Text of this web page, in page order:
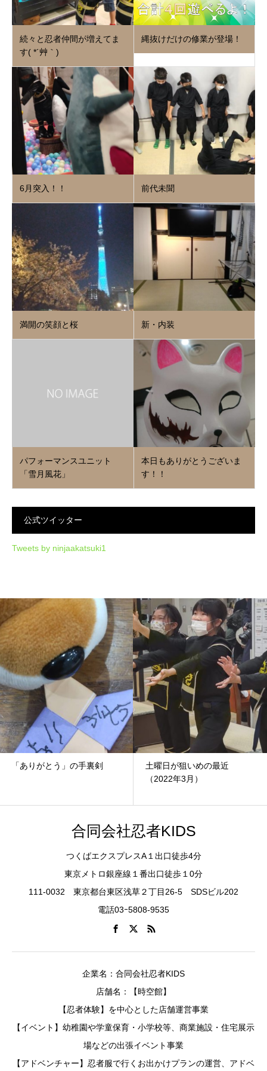
続々と忍者仲間が増えてま
す( *´艸｀)
縄抜けだけの修業が登場！
6月突入！！ 前代未聞
満開の笑顔と桜 新・内装
パフォーマンスユニット
「雪月風花」
本日もありがとうございま
す！！
公式ツイッター
Tweets by ninjaakatsuki1
「ありがとう」の手裏剣
土曜日が狙いめの最近
（2022年3月）
合同会社忍者KIDS
つくばエクスプレスA１出口徒歩4分
東京メトロ銀座線１番出口徒歩１0分
111-0032 東京都台東区浅草２丁目26-5 SDSビル202
電話03ｰ5808-9535
企業名：合同会社忍者KIDS
店舗名：【時空館】
【忍者体験】を中心とした店舗運営事業
【イベント】幼稚園や学童保育・小学校等、商業施設・住宅展示
場などの出張イベント事業
【アドベンチャー】忍者服で行くお出かけプランの運営、アドベ